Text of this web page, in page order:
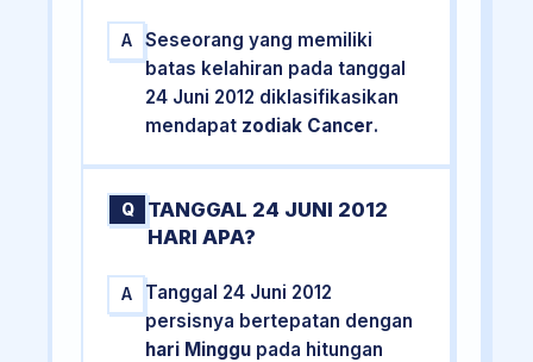
A
Seseorang yang memiliki
batas kelahiran pada tanggal
24 Juni 2012 diklasifikasikan
mendapat zodiak Cancer.
Q
TANGGAL 24 JUNI 2012
HARI APA?
A
Tanggal 24 Juni 2012
persisnya bertepatan dengan
hari Minggu pada hitungan